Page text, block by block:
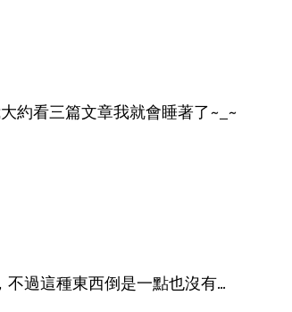
約看三篇文章我就會睡著了~_~
過這種東西倒是一點也沒有...